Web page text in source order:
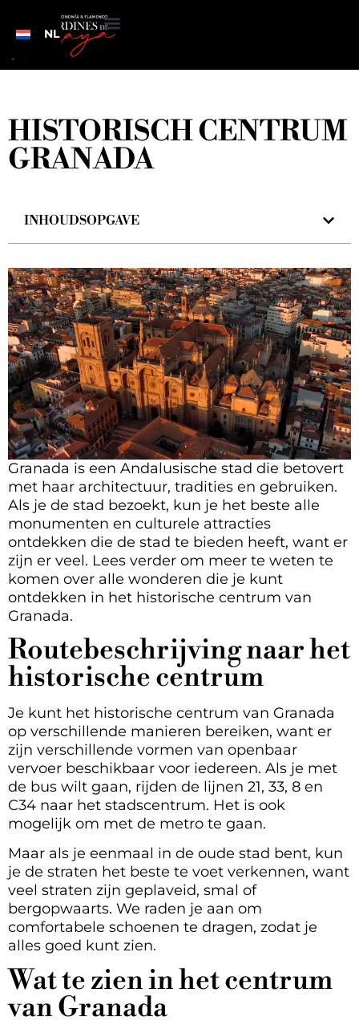
NL
HISTORISCH CENTRUM
GRANADA
INHOUDSOPGAVE
Granada is een Andalusische stad die betovert
met haar architectuur, tradities en gebruiken.
Als je de stad bezoekt, kun je het beste alle
monumenten en culturele attracties
ontdekken die de stad te bieden heeft, want er
zijn er veel. Lees verder om meer te weten te
komen over alle wonderen die je kunt
ontdekken in het historische centrum van
Granada.
Routebeschrijving naar het
historische centrum
Je kunt het historische centrum van Granada
op verschillende manieren bereiken, want er
zijn verschillende vormen van openbaar
vervoer beschikbaar voor iedereen. Als je met
de bus wilt gaan, rijden de lijnen 21, 33, 8 en
C34 naar het stadscentrum. Het is ook
mogelijk om met de metro te gaan.
Maar als je eenmaal in de oude stad bent, kun
je de straten het beste te voet verkennen, want
veel straten zijn geplaveid, smal of
bergopwaarts. We raden je aan om
comfortabele schoenen te dragen, zodat je
alles goed kunt zien.
Wat te zien in het centrum
van Granada